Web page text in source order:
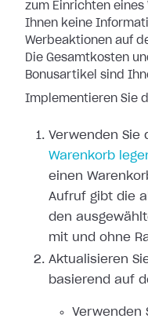
zum Einrichten
Ihnen keine
Werbeaktionen auf
Die Gesamtkosten
Bonusartikel sind
Implementieren Sie
Verwenden Sie
Warenkorb
einen
Aufruf gibt die
den
mit und ohne
Aktualisieren
basierend auf
Verwenden